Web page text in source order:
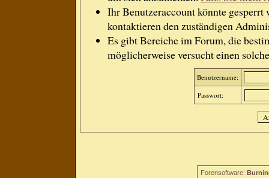
Ihr Benutzeraccount könnte gesperrt
kontaktieren den zuständigen
Es gibt Bereiche im Forum, die
möglicherweise versucht einen
Benutzername:
Passwort:
Forensoftware: